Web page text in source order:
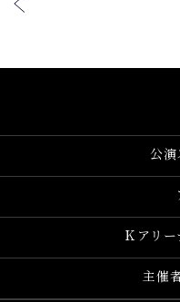
公演
Ｋアリ
主催